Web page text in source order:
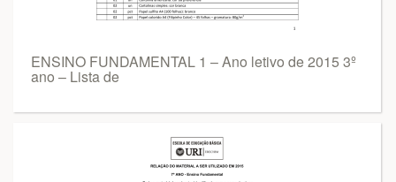
ENSINO FUNDAMENTAL 1 – Ano letivo de 2015 3º
ano – Lista de